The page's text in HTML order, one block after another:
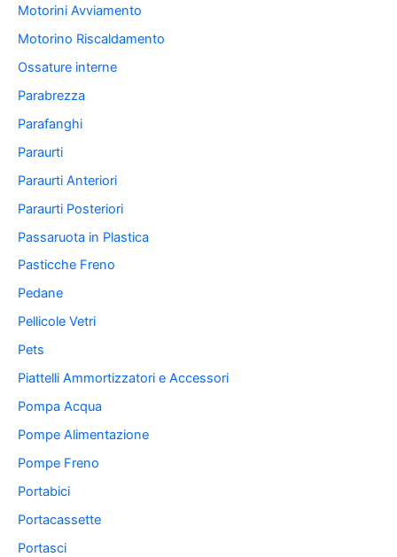
Motorini Avviamento
Motorino Riscaldamento
Ossature interne
Parabrezza
Parafanghi
Paraurti
Paraurti Anteriori
Paraurti Posteriori
Passaruota in Plastica
Pasticche Freno
Pedane
Pellicole Vetri
Pets
Piattelli Ammortizzatori e Accessori
Pompa Acqua
Pompe Alimentazione
Pompe Freno
Portabici
Portacassette
Portasci